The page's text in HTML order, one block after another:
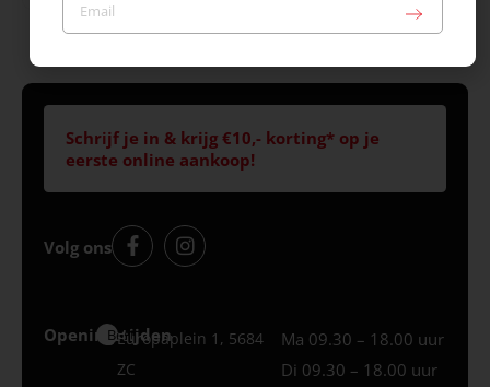
Schrijf je in & krijg €10,- korting* op je
eerste online aankoop!
Volg ons
Openingstijden
Best
Europaplein 1, 5684
ZC
Ma 09.30 – 18.00 uur
Di 09.30 – 18.00 uur